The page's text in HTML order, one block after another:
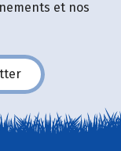
et nos